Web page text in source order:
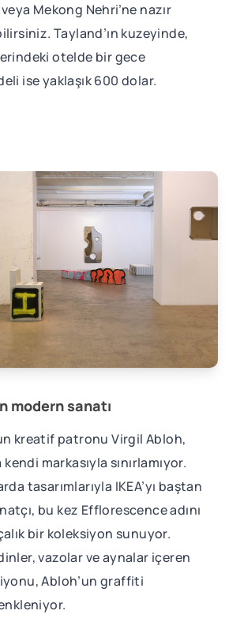
Mekong Nehri’ne nazır
Tayland’ın kuzeyinde,
otelde bir gece
ise yaklaşık 600 dolar.
modern sanatı
kreatif patronu Virgil Abloh,
kendi markasıyla sınırlamıyor.
tasarımlarıyla IKEA’yı baştan
bu kez Efflorescence adını
bir koleksiyon sunuyor.
vazolar ve aynalar içeren
Abloh’un graffiti